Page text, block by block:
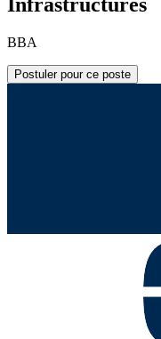
Infrastructures
BBA
Postuler pour ce poste